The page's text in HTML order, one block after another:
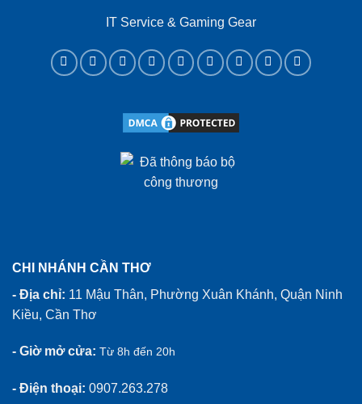
IT Service & Gaming Gear
CHI NHÁNH CẦN THƠ
- Địa chỉ: 11 Mậu Thân, Phường Xuân Khánh, Quận Ninh
Kiều, Cần Thơ
- Giờ mở cửa: Từ 8h đến 20h
- Điện thoại: 0907.263.278